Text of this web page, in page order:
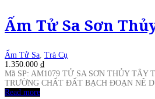
Ấm Tử Sa Sơn
Ấm Tử Sa Trà Cụ
1.350.000 ₫
Mã SP: AM1079 TỬ SA SƠN THỦY TÂY
TRƯỜNG CHẤT ĐẤT BẠCH ĐOẠN NÊ
Read more